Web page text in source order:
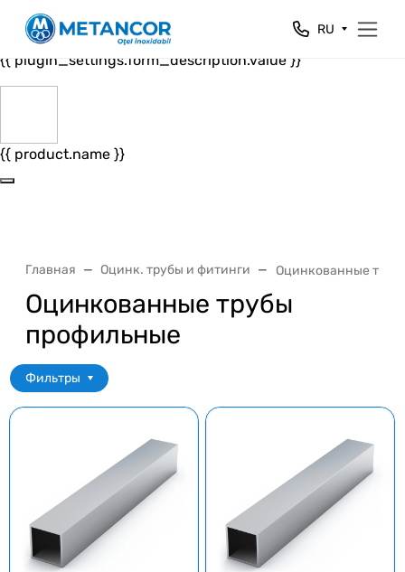
Close
{{ plugin_settings.form_header.value }}
{{ plugin_settings.form_description.value }}
{{ product.name }}
RU
Главная Оцинк. трубы и фитинги Оцинкованные
Оцинкованные трубы
профильные
Фильтры